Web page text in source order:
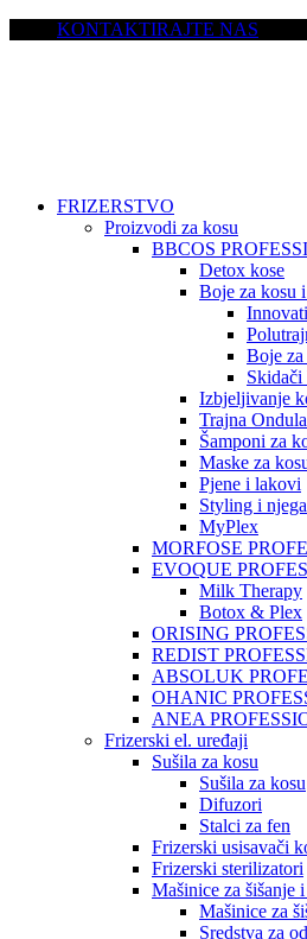
KONTAKTIRAJTE NAS
FRIZERSTVO
Proizvodi za kosu
BBCOS
Detox kose
Boje za kosu
Boje
Skidači
Izbjeljivanje
Trajna
Šamponi za
Maske za
Pjene i lakovi
Styling i
MyPlex
MORFOSE
EVOQUE
Milk Therapy
Botox & Plex
ORISING
REDIST
ABSOLUK
OHANIC
ANEA
Frizerski el. uređaji
Sušila za kosu
Sušila za kosu
Difuzori
Stalci za fen
Frizerski usisavači
Frizerski sterilizatori
Mašinice za šišanje
Mašinice za
Sredstva za